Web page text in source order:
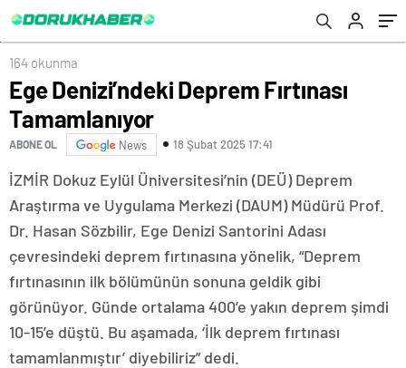
164 okunma
Ege Denizi’ndeki Deprem Fırtınası
Tamamlanıyor
ABONE OL News 18 Şubat 2025 17:41
İZMİR Dokuz Eylül Üniversitesi’nin (DEÜ) Deprem
Araştırma ve Uygulama Merkezi (DAUM) Müdürü Prof.
Dr. Hasan Sözbilir, Ege Denizi Santorini Adası
çevresindeki deprem fırtınasına yönelik, “Deprem
fırtınasının ilk bölümünün sonuna geldik gibi
görünüyor. Günde ortalama 400’e yakın deprem şimdi
10-15’e düştü. Bu aşamada, ‘İlk deprem fırtınası
tamamlanmıştır’ diyebiliriz” dedi.